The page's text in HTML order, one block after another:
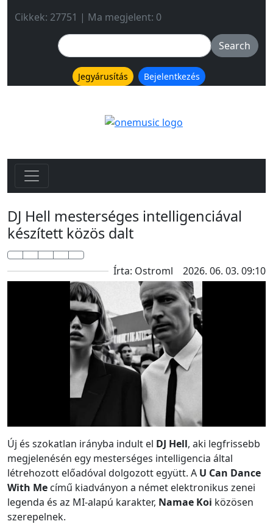
Cikkek: 27751 | Ma megjelent: 0
Jegyárusítás Bejelentkezés
DJ Hell mesterséges intelligenciával
készített közös dalt
Írta: Ostroml 2026. 06. 03. 09:10
Új és szokatlan irányba indult el DJ Hell, aki legfrissebb
megjelenésén egy mesterséges intelligencia által
létrehozott előadóval dolgozott együtt. A U Can Dance
With Me című kiadványon a német elektronikus zenei
legenda és az MI-alapú karakter, Namae Koi közösen
szerepelnek.